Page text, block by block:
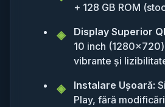
+ 128 GB ROM
Display Superior
10 inch
vibrante și
Instalare Ușoară:
Play, fără